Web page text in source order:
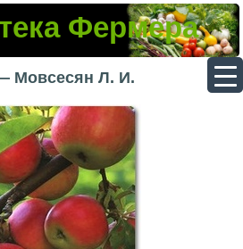
Фермера
Мовсесян Л. И.